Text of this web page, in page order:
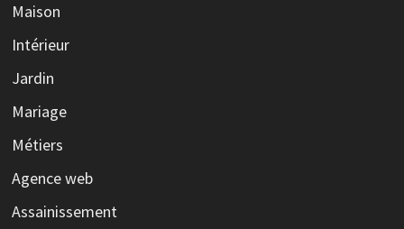
Maison
Intérieur
Jardin
Mariage
Métiers
Agence web
Assainissement